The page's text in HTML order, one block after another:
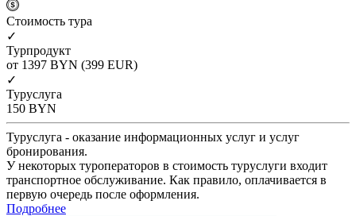
Cтоимость тура
✓
Турпродукт
от 1397 BYN (399 EUR)
✓
Туруслуга
150 BYN
Туруслуга - оказание информационных услуг и услуг
бронирования.
У некоторых туроператоров в стоимость туруслуги входит
транспортное обслуживание. Как правило, оплачивается в
первую очередь после оформления.
Подробнее